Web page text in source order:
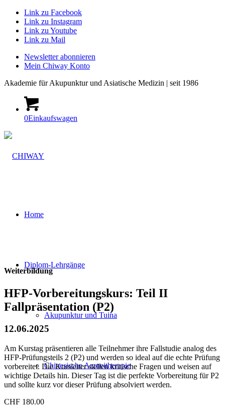
Link zu Facebook
Link zu Instagram
Link zu Youtube
Link zu Mail
Newsletter abonnieren
Mein Chiway Konto
Akademie für Akupunktur und Asiatische Medizin | seit 1986
0Einkaufswagen
Home
Diplom-Lehrgänge
Akupunktur und Tuina
Chinesische Arzneitherapie
Weiterbildung
HFP-Vorbereitungskurs: Teil II
Fallpräsentation (P2)
12.06.2025
Am Kurstag präsentieren alle Teilnehmer ihre Fallstudie analog des
HFP-Prüfungsteils 2 (P2) und werden so ideal auf die echte Prüfung
vorbereitet. Die Kursleiter stellen kritische Fragen und weisen auf
wichtige Details hin. Dieser Tag ist die perfekte Vorbereitung für P2
und sollte kurz vor dieser Prüfung absolviert werden.
CHF 180.00